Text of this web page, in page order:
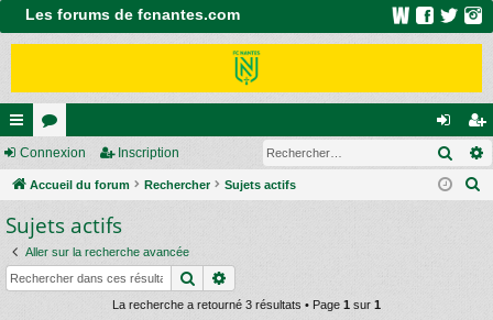
Les forums de fcnantes.com
ac
co
ur
ci
s
or
u
m
s
on
ne
ns
cri
Connexion Inscription
Accueil du forum Rechercher Sujets actifs
Sujets actifs
Aller sur la recherche avancée
Rechercher
La recherche a retourné 3 résultats • Page 1 sur 1